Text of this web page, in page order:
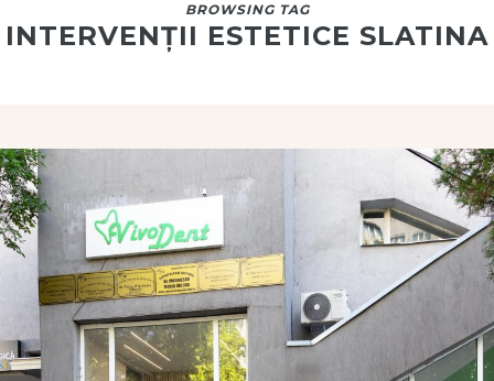
BROWSING TAG
INTERVENȚII ESTETICE SLATINA